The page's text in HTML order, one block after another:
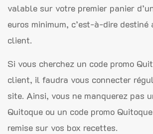
valable sur votre premier panier
euros minimum, c’est-à-dire destiné
client.
Si vous cherchez un code promo
client, il faudra vous connecter
site. Ainsi, vous ne manquerez pas
Quitoque ou un code promo
remise sur vos box recettes.